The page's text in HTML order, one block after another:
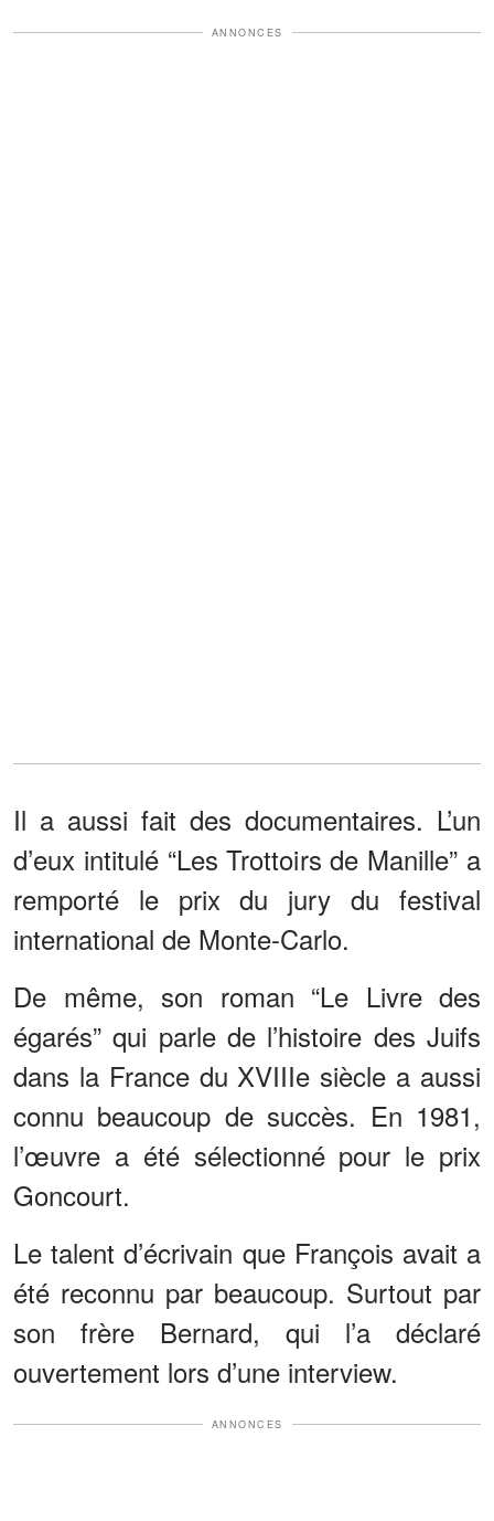
ANNONCES
Il a aussi fait des documentaires. L’un
d’eux intitulé “Les Trottoirs de Manille” a
remporté le prix du jury du festival
international de Monte-Carlo.
De même, son roman “Le Livre des
égarés” qui parle de l’histoire des Juifs
dans la France du XVIIIe siècle a aussi
connu beaucoup de succès. En 1981,
l’œuvre a été sélectionné pour le prix
Goncourt.
Le talent d’écrivain que François avait a
été reconnu par beaucoup. Surtout par
son frère Bernard, qui l’a déclaré
ouvertement lors d’une interview.
ANNONCES